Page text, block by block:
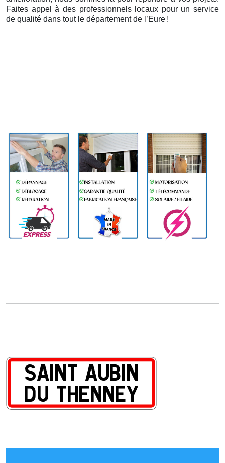
Faites appel à des professionnels locaux pour un service
de qualité dans tout le département de l’Eure !